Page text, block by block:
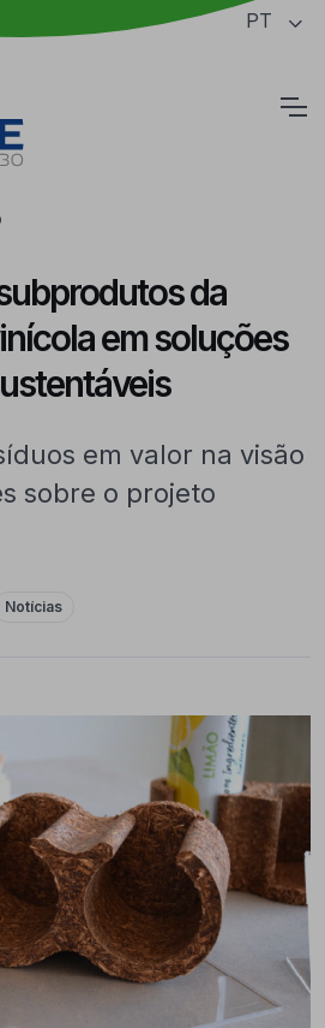
da página PT
da
em soluções
em valor na visão
sobre o projeto
Notícias